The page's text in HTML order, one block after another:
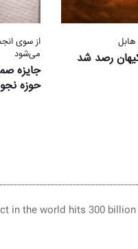
می‌شود
جایزه‌
حوزه
رصد شد
in the world hits 300